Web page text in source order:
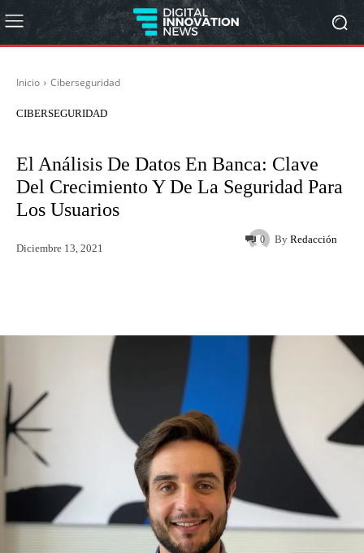
Inicio Ciberseguridad
CIBERSEGURIDAD
El Análisis De Datos En Banca: Clave
Del Crecimiento Y De La Seguridad Para
Los Usuarios
By Redacción
Diciembre 13, 2021
0